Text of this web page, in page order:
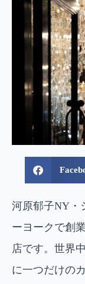
河原郁子NY・
ーヨークで創
店です。世界
に一つだけの